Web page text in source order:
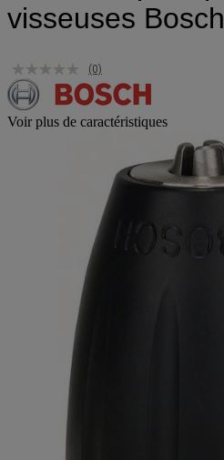
visseuses Bosch
(0)
Voir plus de caractéristiques